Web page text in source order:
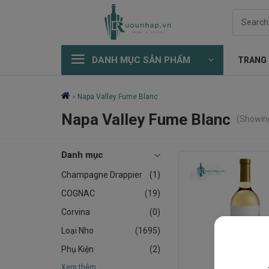
DANH MỤC SẢN PHẨM TRANG
» Napa Valley Fume Blanc
Napa Valley Fume Blanc
Danh mục
Champagne Drappier
(1)
COGNAC
(19)
Corvina
(0)
Loại Nho
(1695)
Phụ Kiện
(2)
Xem thêm